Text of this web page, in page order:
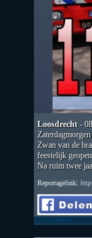
Loosdrecht-
Zwan van de
feestelijk
Na ruim twee
Reportagelink:
112Actueel.nl